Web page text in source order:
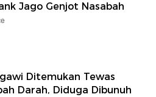
Jago Genjot Nasabah
Ditemukan Tewas
Darah, Diduga Dibunuh